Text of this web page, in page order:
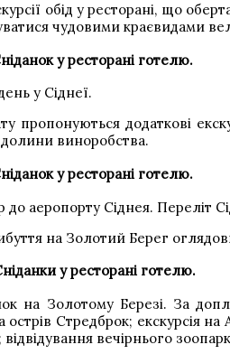
обід у ресторані, що
чудовими краєвидами
у ресторані готелю.
у Сіднеї.
пропонуються додаткові
виноробства.
у ресторані готелю.
до аеропорту Сіднея. Переліт
на Золотий Берег
у ресторані готелю.
на Золотому Березі. За
острів Стредброк; екскурсія на
вечірнього